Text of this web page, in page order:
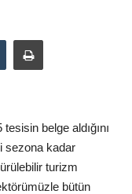
belge aldığını
sezona kadar
turizm
bütün